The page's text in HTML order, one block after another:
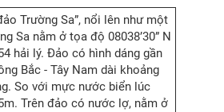
Trường Sa”, nổi lên như một
Sa nằm ở tọa độ 08038’30” N
hải lý. Đảo có hình dáng gần
Bắc - Tây Nam dài khoảng
So với mực nước biển lúc
Trên đảo có nước lợ, nằm ở